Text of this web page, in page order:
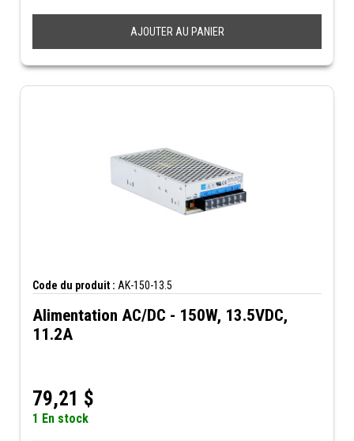
AJOUTER AU PANIER
Code du produit : AK-150-13.5
Alimentation AC/DC - 150W, 13.5VDC,
11.2A
79,21 $
1 En stock